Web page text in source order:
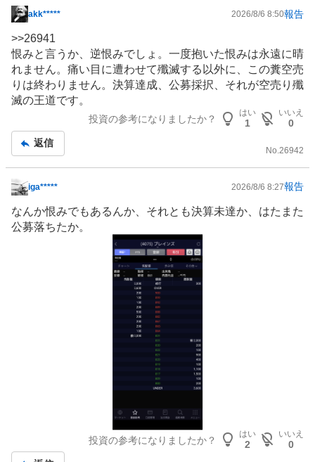
掲
示
板
記
事
akk***** 2026/8/6 8:50報告
>>26941
恨みと言うか、逆恨みでしょ。一度抱いた恨みは永遠に晴
れません。痛い目に遭わせて殲滅する以外に、この糞空売
りは終わりません。決算達成、公募採択、それが空売り殲
滅の王道です。
投資の参考になりましたか？
はい
1
いいえ
0
返信
No. 26942
掲
示
板
iga***** 2026/8/6 8:27報告
なんか恨みでもあるんか、それとも決算未達か、はたまた
公募落ちたか。
投資の参考になりましたか？
はい
2
いいえ
0